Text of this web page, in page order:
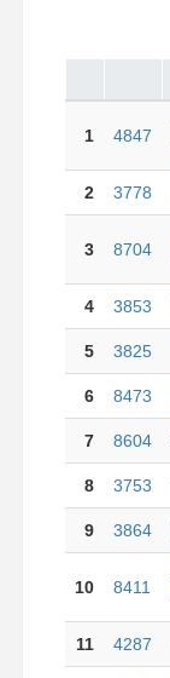
1 4847
2 3778
3 8704
4 3853
5 3825
6 8473
7 8604
8 3753
9 3864
10 8411
11 4287